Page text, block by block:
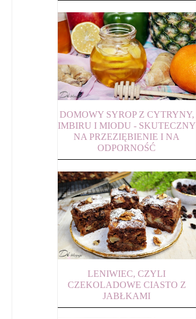
DOMOWY SYROP Z CYTRYNY,
IMBIRU I MIODU - SKUTECZNY
NA PRZEZIĘBIENIE I NA
ODPORNOŚĆ
LENIWIEC, CZYLI
CZEKOLADOWE CIASTO Z
JABŁKAMI